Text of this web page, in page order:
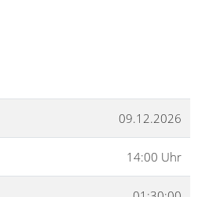
09.12.2026
14:00 Uhr